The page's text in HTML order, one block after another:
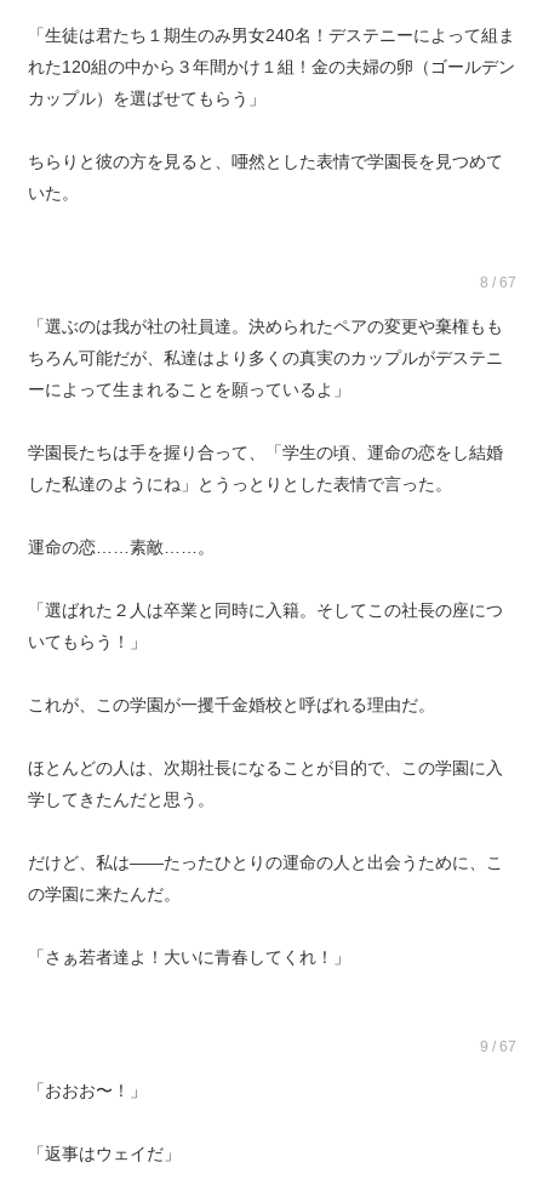
「生徒は君たち１期生のみ男女240名！デステニーによって組ま
れた120組の中から３年間かけ１組！金の夫婦の卵（ゴールデン
カップル）を選ばせてもらう」
ちらりと彼の方を見ると、唖然とした表情で学園長を見つめて
いた。
8 / 67
「選ぶのは我が社の社員達。決められたペアの変更や棄権もも
ちろん可能だが、私達はより多くの真実のカップルがデステニ
ーによって生まれることを願っているよ」
学園長たちは手を握り合って、「学生の頃、運命の恋をし結婚
した私達のようにね」とうっとりとした表情で言った。
運命の恋……素敵……。
「選ばれた２人は卒業と同時に入籍。そしてこの社長の座につ
いてもらう！」
これが、この学園が一攫千金婚校と呼ばれる理由だ。
ほとんどの人は、次期社長になることが目的で、この学園に入
学してきたんだと思う。
だけど、私は——たったひとりの運命の人と出会うために、こ
の学園に来たんだ。
「さぁ若者達よ！大いに青春してくれ！」
9 / 67
「おおお〜！」
「返事はウェイだ」